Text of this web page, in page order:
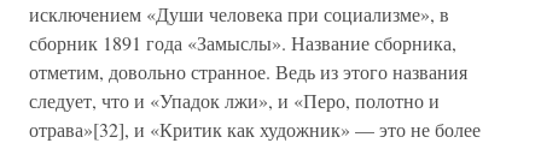
исключением «Души человека при социализме», в
сборник 1891 года «Замыслы». Название сборника,
отметим, довольно странное. Ведь из этого названия
следует, что и «Упадок лжи», и «Перо, полотно и
отрава»[32], и «Критик как художник» — это не более